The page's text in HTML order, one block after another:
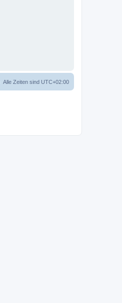
Alle Zeiten sind UTC+02:00